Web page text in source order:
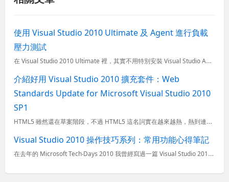
使用 Visual Studio 2010 Ultimate 及 Agent 進行負載
壓力測試
在 Visual Studio 2010 Ultimate 裡，其實不用特別安裝 Visual Studio Agent 2010&#160; 就能進行負載壓力測試 (也只有 Visual Studi...
介紹好用 Visual Studio 2010 擴充套件：Web
Standards Update for Microsoft Visual Studio 2010
SP1
HTML5 雖然還在草案階段，不過 HTML5 這名詞實在越來越熱，熱到連不熟網路技術的客戶都指明要求網站要用 HTML5 來製作，是有沒有這麼誇張？這件事還真的發生了！HTML5 除了新增的元素(標
Visual Studio 2010 操作技巧系列：常用功能心得筆記
在去年的 Microsoft Tech‧Days 2010 我曾經寫過一篇 Visual Studio 2010 的操作技巧文章在每個人都會拿到的資料袋裡，不過似乎不是很多人看過，因此決定將文章放到部...